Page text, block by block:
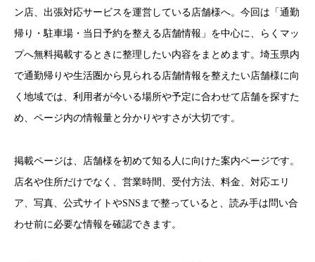
ン店、出張対応サービスを運営している店舗様へ。今回は「通勤
帰り・駐車場・当日予約を整える店舗情報」を中心に、らくマッ
プへ無料掲載するときに整理したい内容をまとめます。埼玉県内
で通勤帰りや生活圏から見られる店舗情報を整えたい店舗様に向
く地域では、利用者が今いる場所や予定に合わせて店舗を探すた
め、ページ内の情報量と分かりやすさが大切です。
掲載ページは、店舗様を初めて知る人に向けた案内ページです。
店名や住所だけでなく、営業時間、受付方法、料金、対応エリ
ア、写真、公式サイトやSNSまで整っていると、読み手は問い合
わせ前に必要な情報を確認できます。